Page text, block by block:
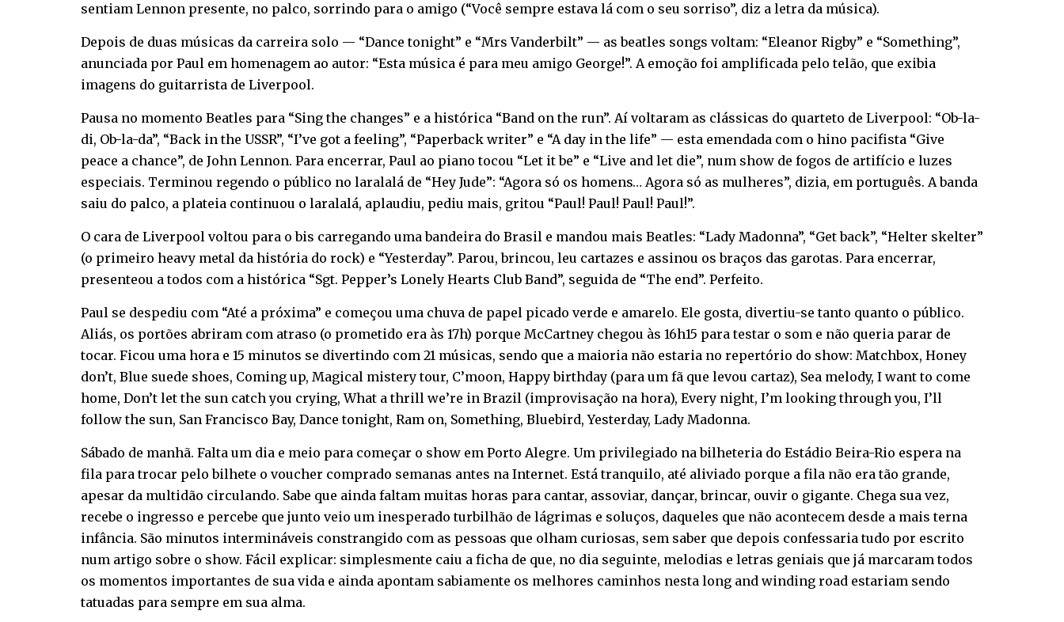
sentiam Lennon presente, no palco, sorrindo para o amigo (“Você sempre estava lá com o seu sorriso”, diz a letra da música).
Depois de duas músicas da carreira solo — “Dance tonight” e “Mrs Vanderbilt” — as beatles songs voltam: “Eleanor Rigby” e “Something”,
anunciada por Paul em homenagem ao autor: “Esta música é para meu amigo George!”. A emoção foi amplificada pelo telão, que exibia
imagens do guitarrista de Liverpool.
Pausa no momento Beatles para “Sing the changes” e a histórica “Band on the run”. Aí voltaram as clássicas do quarteto de Liverpool: “Ob-la-
di, Ob-la-da”, “Back in the USSR”, “I’ve got a feeling”, “Paperback writer” e “A day in the life” — esta emendada com o hino pacifista “Give
peace a chance”, de John Lennon. Para encerrar, Paul ao piano tocou “Let it be” e “Live and let die”, num show de fogos de artifício e luzes
especiais. Terminou regendo o público no laralalá de “Hey Jude”: “Agora só os homens… Agora só as mulheres”, dizia, em português. A banda
saiu do palco, a plateia continuou o laralalá, aplaudiu, pediu mais, gritou “Paul! Paul! Paul! Paul!”.
O cara de Liverpool voltou para o bis carregando uma bandeira do Brasil e mandou mais Beatles: “Lady Madonna”, “Get back”, “Helter skelter”
(o primeiro heavy metal da história do rock) e “Yesterday”. Parou, brincou, leu cartazes e assinou os braços das garotas. Para encerrar,
presenteou a todos com a histórica “Sgt. Pepper’s Lonely Hearts Club Band”, seguida de “The end”. Perfeito.
Paul se despediu com “Até a próxima” e começou uma chuva de papel picado verde e amarelo. Ele gosta, divertiu-se tanto quanto o público.
Aliás, os portões abriram com atraso (o prometido era às 17h) porque McCartney chegou às 16h15 para testar o som e não queria parar de
tocar. Ficou uma hora e 15 minutos se divertindo com 21 músicas, sendo que a maioria não estaria no repertório do show: Matchbox, Honey
don’t, Blue suede shoes, Coming up, Magical mistery tour, C’moon, Happy birthday (para um fã que levou cartaz), Sea melody, I want to come
home, Don’t let the sun catch you crying, What a thrill we’re in Brazil (improvisação na hora), Every night, I’m looking through you, I’ll
follow the sun, San Francisco Bay, Dance tonight, Ram on, Something, Bluebird, Yesterday, Lady Madonna.
Sábado de manhã. Falta um dia e meio para começar o show em Porto Alegre. Um privilegiado na bilheteria do Estádio Beira-Rio espera na
fila para trocar pelo bilhete o voucher comprado semanas antes na Internet. Está tranquilo, até aliviado porque a fila não era tão grande,
apesar da multidão circulando. Sabe que ainda faltam muitas horas para cantar, assoviar, dançar, brincar, ouvir o gigante. Chega sua vez,
recebe o ingresso e percebe que junto veio um inesperado turbilhão de lágrimas e soluços, daqueles que não acontecem desde a mais terna
infância. São minutos intermináveis constrangido com as pessoas que olham curiosas, sem saber que depois confessaria tudo por escrito
num artigo sobre o show. Fácil explicar: simplesmente caiu a ficha de que, no dia seguinte, melodias e letras geniais que já marcaram todos
os momentos importantes de sua vida e ainda apontam sabiamente os melhores caminhos nesta long and winding road estariam sendo
tatuadas para sempre em sua alma.